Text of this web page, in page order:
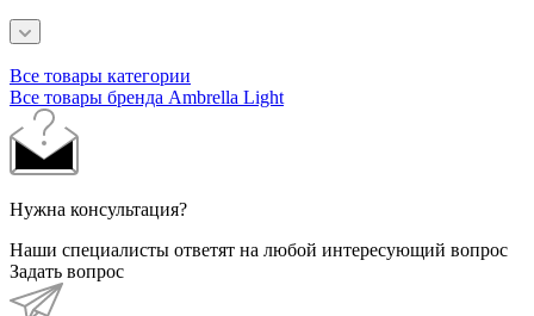
Все товары категории
Все товары бренда Ambrella Light
Нужна консультация?
Наши специалисты ответят на любой интересующий вопрос
Задать вопрос